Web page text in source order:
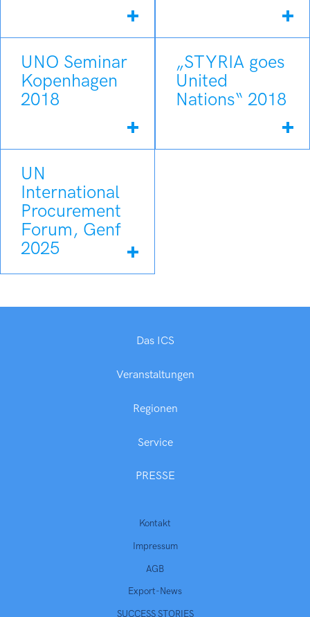
UNO Seminar
Kopenhagen
2018
„STYRIA goes
United
Nations“ 2018
UN
International
Procurement
Forum, Genf
2025
Das ICS
Veranstaltungen
Regionen
Service
PRESSE
Kontakt
Impressum
AGB
Export-News
SUCCESS STORIES